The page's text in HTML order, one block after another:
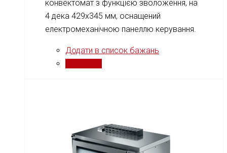
конвектомат з функцією зволоження, на
4 дека 429x345 мм, оснащений
електромеханічною панеллю керування.
Додати в список бажань